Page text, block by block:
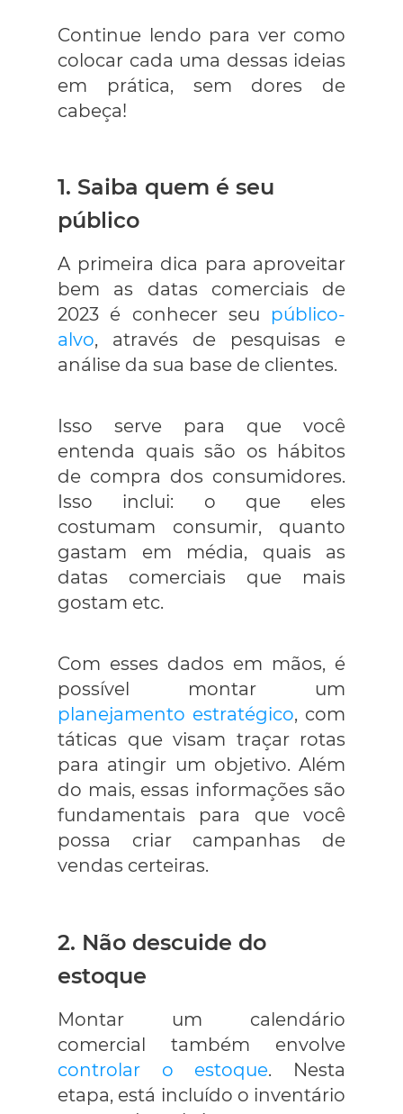
Continue lendo para ver como
colocar cada uma dessas ideias
em prática, sem dores de
cabeça!
1. Saiba quem é seu
público
A primeira dica para aproveitar
bem as datas comerciais de
2023 é conhecer seu público-
alvo, através de pesquisas e
análise da sua base de clientes.
Isso serve para que você
entenda quais são os hábitos
de compra dos consumidores.
Isso inclui: o que eles
costumam consumir, quanto
gastam em média, quais as
datas comerciais que mais
gostam etc.
Com esses dados em mãos, é
possível montar um
planejamento estratégico, com
táticas que visam traçar rotas
para atingir um objetivo. Além
do mais, essas informações são
fundamentais para que você
possa criar campanhas de
vendas certeiras.
2. Não descuide do
estoque
Montar um calendário
comercial também envolve
controlar o estoque. Nesta
etapa, está incluído o inventário